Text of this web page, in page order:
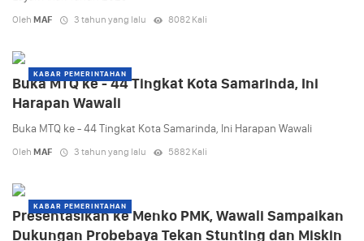
Oleh MAF 3 tahun yang lalu 8082 Kali
KABAR PEMERINTAHAN
Buka MTQ ke - 44 Tingkat Kota Samarinda, Ini
Harapan Wawali
Buka MTQ ke - 44 Tingkat Kota Samarinda, Ini Harapan Wawali
Oleh MAF 3 tahun yang lalu 5882 Kali
KABAR PEMERINTAHAN
Presentasikan ke Menko PMK, Wawali Sampaikan
Dukungan Probebaya Tekan Stunting dan Miskin